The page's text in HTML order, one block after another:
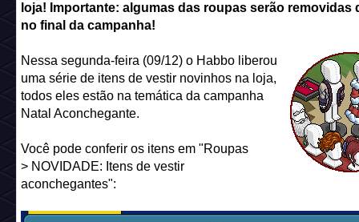
loja! Importante: algumas das roupas serão removidas
no final da campanha!
Nessa segunda-feira (09/12) o Habbo liberou
uma série de itens de vestir novinhos na loja,
todos eles estão na temática da campanha
Natal Aconchegante.
Você pode conferir os itens em "Roupas
> NOVIDADE: Itens de vestir
aconchegantes":